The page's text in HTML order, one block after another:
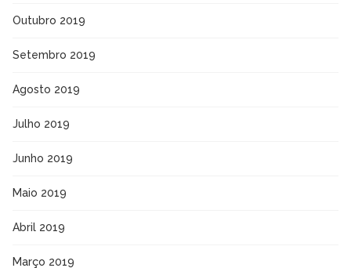
Outubro 2019
Setembro 2019
Agosto 2019
Julho 2019
Junho 2019
Maio 2019
Abril 2019
Março 2019